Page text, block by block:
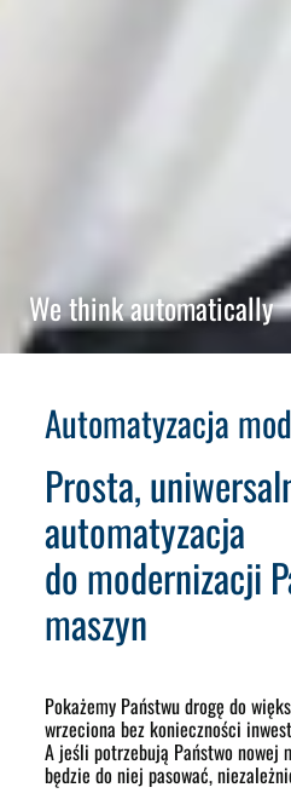
We think automatically
Automatyzacja
Prosta,
automatyzacja
do modernizacji
maszyn
Pokażemy Państwu drogę do
wrzeciona bez konieczności
A jeśli potrzebują Państwo nowej
będzie do niej pasować,